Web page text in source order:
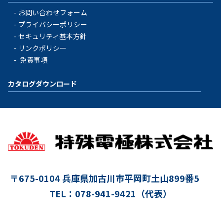
お問い合わせフォーム
プライバシーポリシー
セキュリティ基本方針
リンクポリシー
免責事項
カタログダウンロード
〒675-0104 兵庫県加古川市平岡町土山899番5
TEL：078-941-9421（代表）